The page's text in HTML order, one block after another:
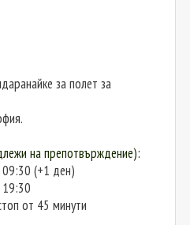
за полет за
на препотвърждение):
(+1 ден)
от 45 минути